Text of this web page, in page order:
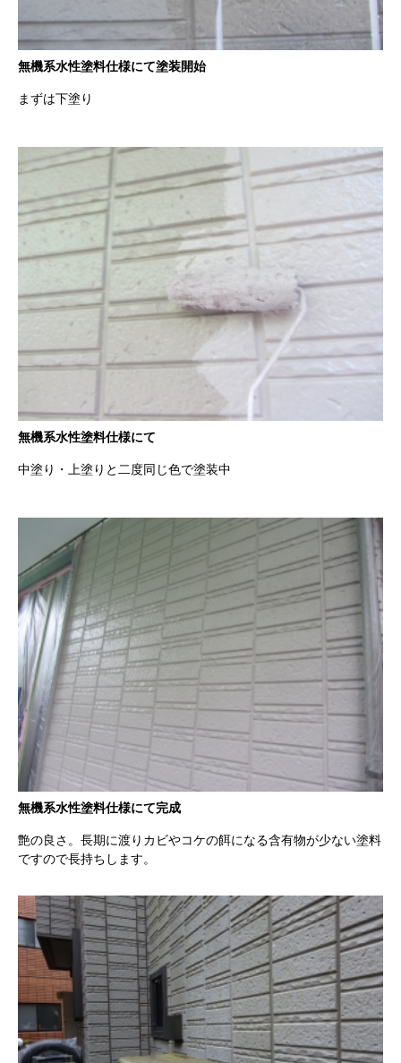
無機系水性塗料仕様にて塗装開始
まずは下塗り
無機系水性塗料仕様にて
中塗り・上塗りと二度同じ色で塗装中
無機系水性塗料仕様にて完成
艶の良さ。長期に渡りカビやコケの餌になる含有物が少ない塗料
ですので長持ちします。